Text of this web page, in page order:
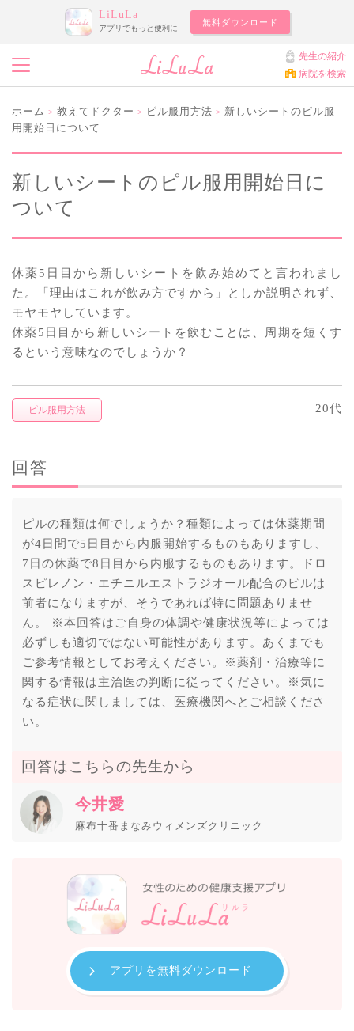
LiLuLa
アプリでもっと便利に
無料ダウンロード
先生の紹介
病院を検索
ホーム > 教えてドクター > ピル服用方法 > 新しいシートのピル服
用開始日について
新しいシートのピル服用開始日に
ついて
休薬5日目から新しいシートを飲み始めてと言われまし
た。「理由はこれが飲み方ですから」としか説明されず、
モヤモヤしています。
休薬5日目から新しいシートを飲むことは、周期を短くす
るという意味なのでしょうか？
ピル服用方法 20代
回答
ピルの種類は何でしょうか？種類によっては休薬期間
が4日間で5日目から内服開始するものもありますし、
7日の休薬で8日目から内服するものもあります。ドロ
スピレノン・エチニルエストラジオール配合のピルは
前者になりますが、そうであれば特に問題ありませ
ん。 ※本回答はご自身の体調や健康状況等によっては
必ずしも適切ではない可能性があります。あくまでも
ご参考情報としてお考えください。※薬剤・治療等に
関する情報は主治医の判断に従ってください。※気に
なる症状に関しましては、医療機関へとご相談くださ
い。
回答はこちらの先生から
今井愛
麻布十番まなみウィメンズクリニック
アプリを無料ダウンロード